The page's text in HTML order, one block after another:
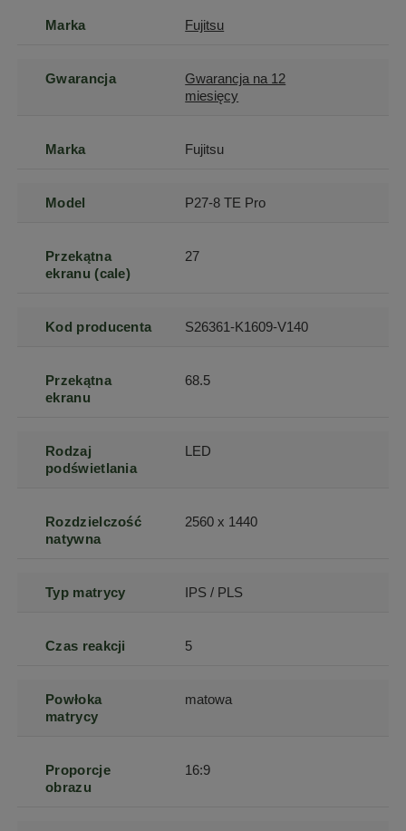
Marka Fujitsu
Gwarancja
Gwarancja na 12
miesięcy
Marka Fujitsu
Model P27-8 TE Pro
Przekątna
ekranu (cale)
27
Kod producenta S26361-K1609-V140
Przekątna
ekranu
68.5
Rodzaj
podświetlania
LED
Rozdzielczość
natywna
2560 x 1440
Typ matrycy IPS / PLS
Czas reakcji 5
Powłoka
matrycy
matowa
Proporcje
obrazu
16:9